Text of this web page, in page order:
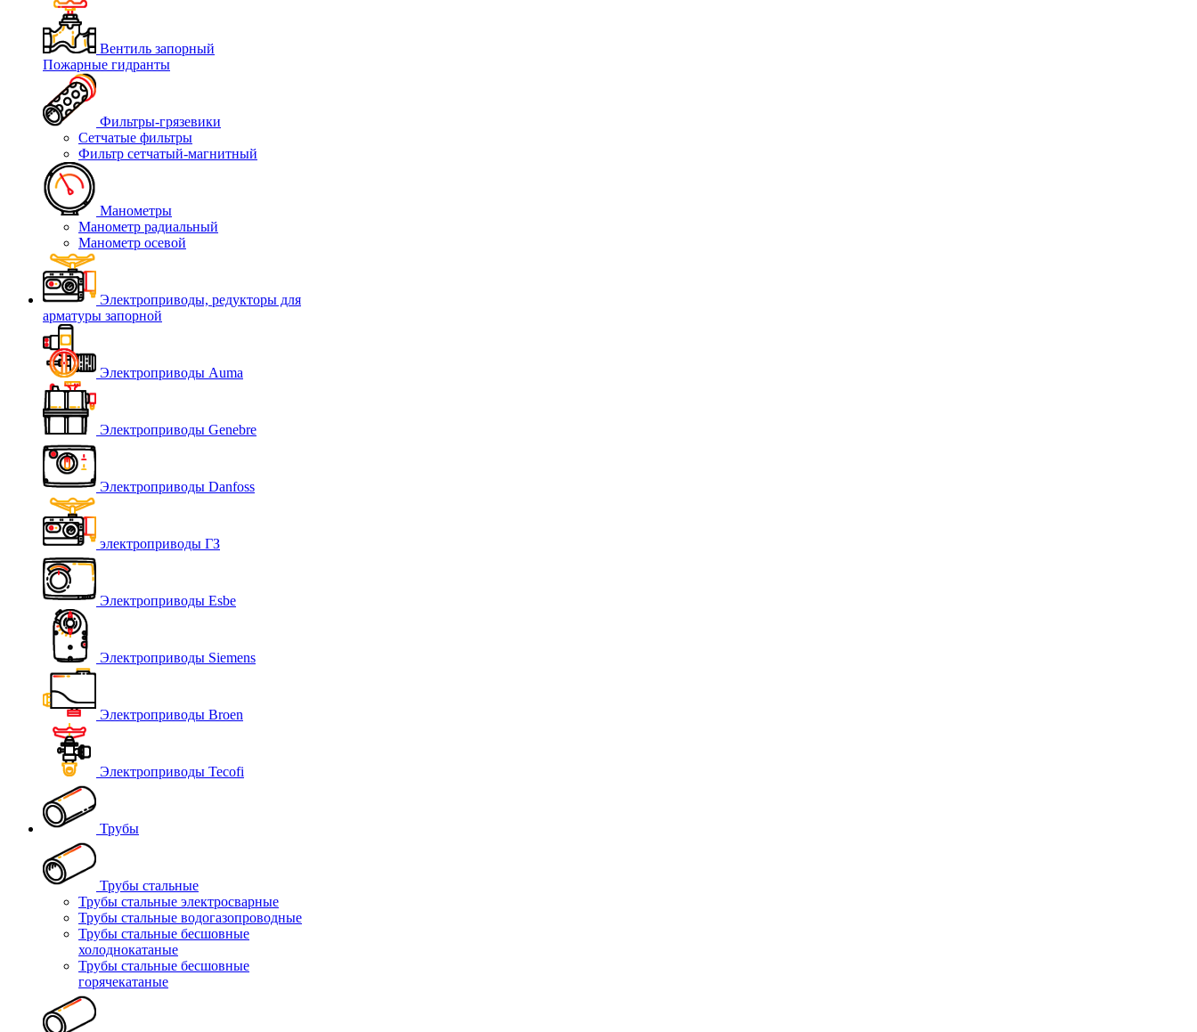
Вентиль запорный
Пожарные гидранты
Фильтры-грязевики
Сетчатые фильтры
Фильтр сетчатый-магнитный
Манометры
Манометр радиальный
Манометр осевой
Электроприводы, редукторы для
арматуры запорной
Электроприводы Auma
Электроприводы Genebre
Электроприводы Danfoss
электроприводы ГЗ
Электроприводы Esbe
Электроприводы Siemens
Электроприводы Broen
Электроприводы Tecofi
Трубы
Трубы стальные
Трубы стальные электросварные
Трубы стальные водогазопроводные
Трубы стальные бесшовные
холоднокатаные
Трубы стальные бесшовные
горячекатаные